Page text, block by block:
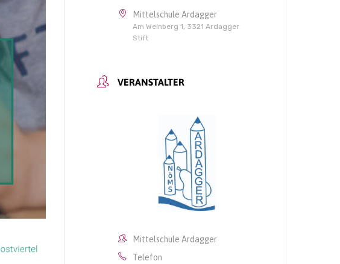
Mittelschule Ardagger
Am Weinberg 1, 3321 Ardagger
Stift
VERANSTALTER
Mittelschule Ardagger
Telefon